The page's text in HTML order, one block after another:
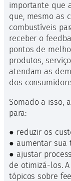
importante que
que, mesmo as
combustíveis
receber o
pontos de
produtos,
atendam as
dos
Somado a isso,
para:
● reduzir os
● aumentar sua
● ajustar
de otimizá-los.
tópicos sobre